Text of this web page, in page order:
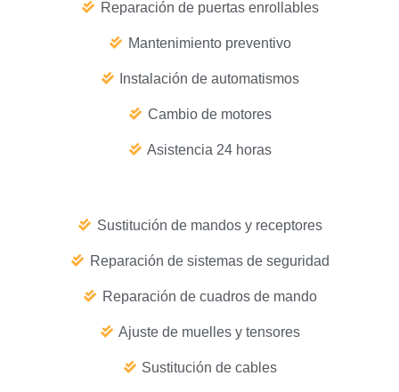
Reparación de puertas enrollables
Mantenimiento preventivo
Instalación de automatismos
Cambio de motores
Asistencia 24 horas
Sustitución de mandos y receptores
Reparación de sistemas de seguridad
Reparación de cuadros de mando
Ajuste de muelles y tensores
Sustitución de cables